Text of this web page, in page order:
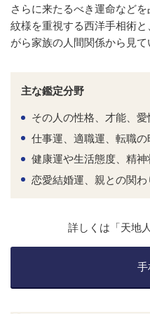
さらに来たるべき運命など
紋様を重視する西洋手相術
がら家族の人間関係から見て
主な鑑定分野
その人の性格、才能、愛
仕事運、適職運、転職の
健康運や生活態度、精神
恋愛結婚運、親との関わ
詳しくは「天地
手